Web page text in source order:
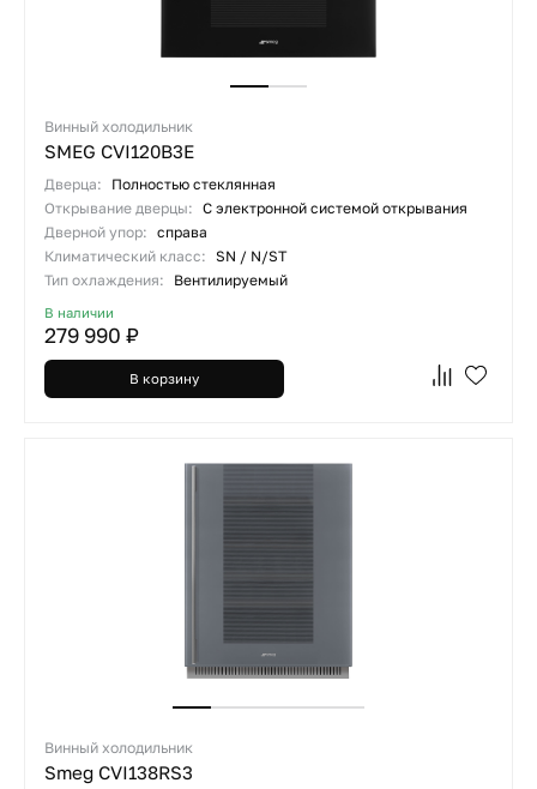
Винный холодильник
SMEG CVI120B3E
Дверца:
Полностью стеклянная
Открывание дверцы: С электронной системой открывания
Дверной упор: справа
Климатический класс:
SN / N/ST
Тип охлаждения:
Вентилируемый
В наличии
279 990 ₽
В корзину
Винный холодильник
Smeg CVI138RS3